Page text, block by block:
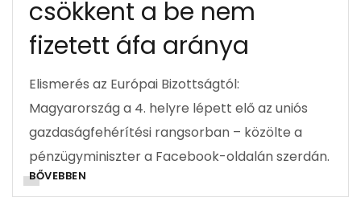
csökkent a be nem
fizetett áfa aránya
Elismerés az Európai Bizottságtól:
Magyarország a 4. helyre lépett elő az uniós
gazdaságfehérítési rangsorban – közölte a
pénzügyminiszter a Facebook-oldalán szerdán.
BŐVEBBEN